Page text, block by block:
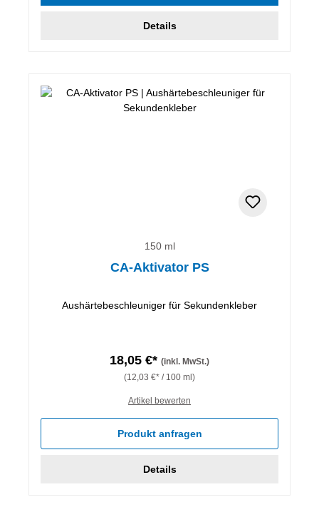
Details
150 ml
CA-Aktivator PS
Aushärtebeschleuniger für Sekundenkleber
18,05 €* (inkl. MwSt.)
(12,03 €* / 100 ml)
Artikel bewerten
Produkt anfragen
Details